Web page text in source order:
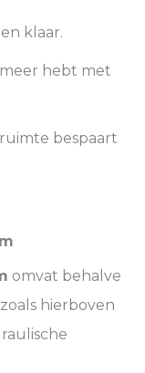
klaar.
hebt met
bespaart
omvat behalve
hierboven